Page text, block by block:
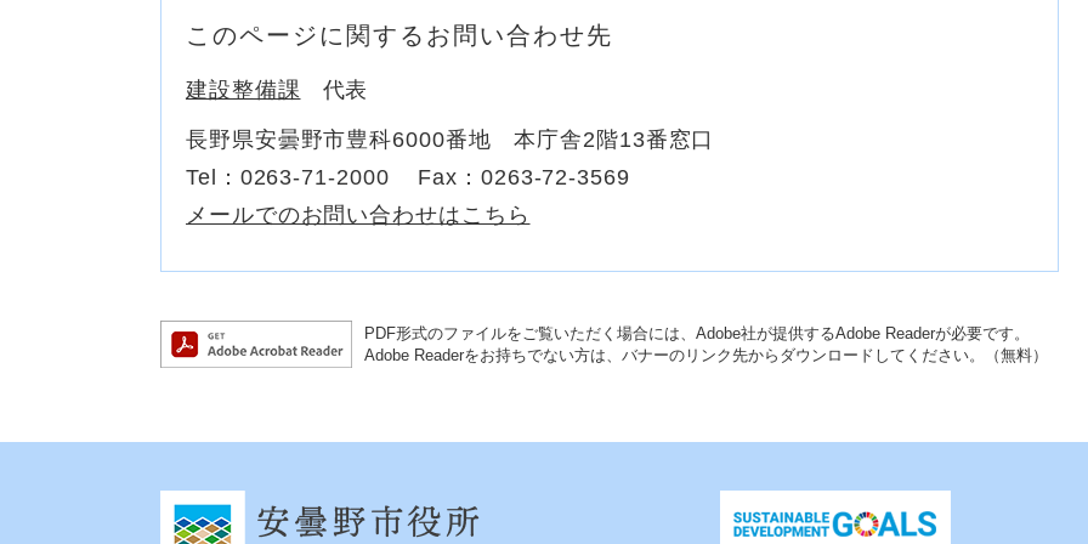
このページに関するお問い合わせ先
建設整備課 代表
長野県安曇野市豊科6000番地 本庁舎2階13番窓口
Tel：0263-71-2000
Fax：0263-72-3569
メールでのお問い合わせはこちら
PDF形式のファイルをご覧いただく場合には、Adobe社が提供するAdobe Readerが必要です。
Adobe Readerをお持ちでない方は、バナーのリンク先からダウンロードしてください。（無料）